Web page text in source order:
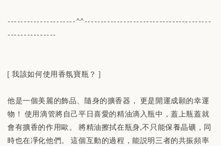
---------------------^^---------------------------------------
---------------
[ 我該如何使用香氛寶瓶？ ]
他是一個美麗的飾品、隨身的擴香器， 更是開運成願的幸運
物！ 使用滴管將自己平日喜愛的精油滴入瓶中，蓋上瓶蓋就
會有擴香的作用歐。 將精油擦拭在瓶身,不只能保養晶礦，同
時也在凈化他們。 這個互動的過程，能説明三者的共振頻率